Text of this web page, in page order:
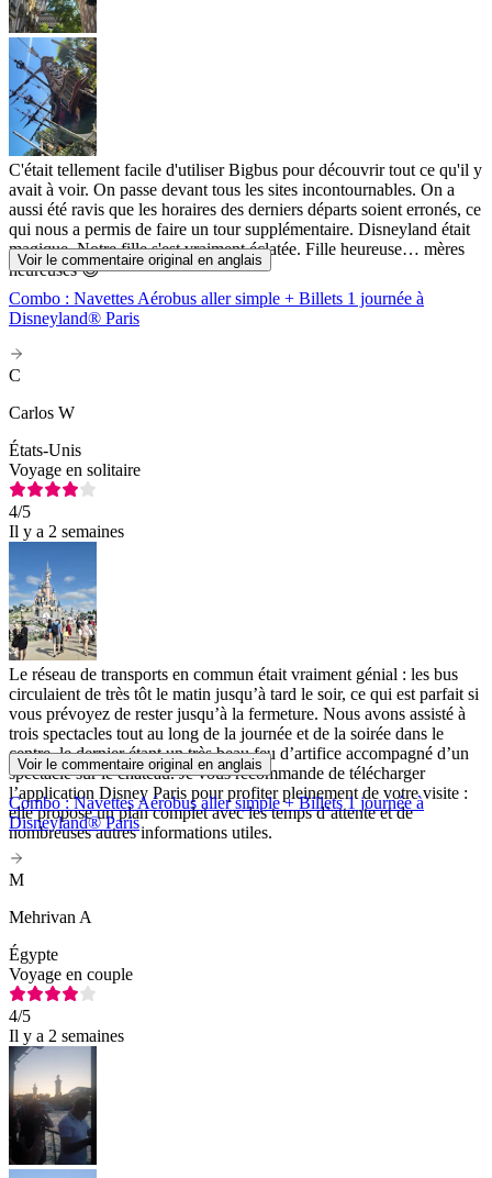
C'était tellement facile d'utiliser Bigbus pour découvrir tout ce qu'il y
avait à voir. On passe devant tous les sites incontournables. On a
aussi été ravis que les horaires des derniers départs soient erronés, ce
qui nous a permis de faire un tour supplémentaire. Disneyland était
magique. Notre fille s'est vraiment éclatée. Fille heureuse… mères
heureuses 😊
Voir le commentaire original en anglais
Combo : Navettes Aérobus aller simple + Billets 1 journée à
Disneyland® Paris
C
Carlos W
États-Unis
Voyage en solitaire
4/5
Il y a 2 semaines
Le réseau de transports en commun était vraiment génial : les bus
circulaient de très tôt le matin jusqu’à tard le soir, ce qui est parfait si
vous prévoyez de rester jusqu’à la fermeture. Nous avons assisté à
trois spectacles tout au long de la journée et de la soirée dans le
centre, le dernier étant un très beau feu d’artifice accompagné d’un
spectacle sur le château. Je vous recommande de télécharger
l’application Disney Paris pour profiter pleinement de votre visite :
elle propose un plan complet avec les temps d’attente et de
nombreuses autres informations utiles.
Voir le commentaire original en anglais
Combo : Navettes Aérobus aller simple + Billets 1 journée à
Disneyland® Paris
M
Mehrivan A
Égypte
Voyage en couple
4/5
Il y a 2 semaines